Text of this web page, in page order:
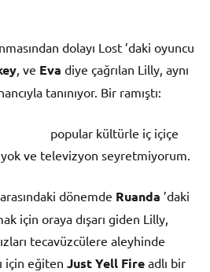
dolayı Lost ’daki oyuncu
, ve Eva diye çağrılan Lilly, aynı
tanınıyor. Bir ramıştı:
popular kültürle iç içiçe
ve televizyon seyretmiyorum.
dönemde Ruanda ’daki
için oraya dışarı giden Lilly,
tecavüzcülere aleyhinde
için eğiten Just Yell Fire adlı bir